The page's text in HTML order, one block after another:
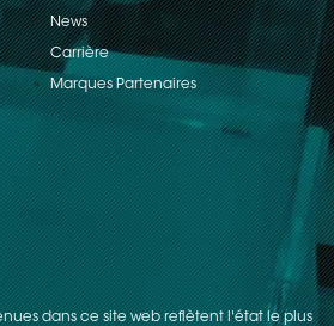
News
Carrière
Marques Partenaires
dans ce site web reflètent l'état le plus